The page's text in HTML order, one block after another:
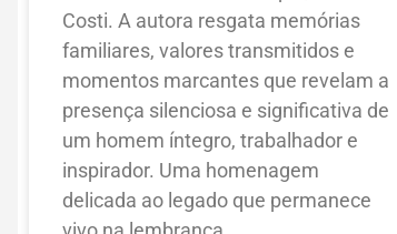
Costi. A autora resgata memórias
familiares, valores transmitidos e
momentos marcantes que revelam a
presença silenciosa e significativa de
um homem íntegro, trabalhador e
inspirador. Uma homenagem
delicada ao legado que permanece